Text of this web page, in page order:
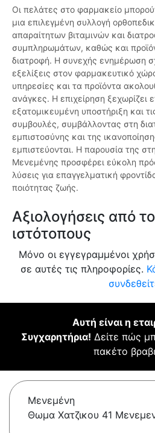
Οι πελάτες στο φαρμακείο
μια επιλεγμένη συλλογή
απαραίτητων βιταμινών και
συμπληρωμάτων, καθώς και
διατροφή. Η συνεχής ενημέρωση
εξελίξεις στον φαρμακευτικό χώρο
υπηρεσίες και τα προϊόντα
ανάγκες. Η επιχείρηση ξεχωρίζει
εξατομικευμένη υποστήριξη και
συμβουλές, συμβάλλοντας στη
εμπιστοσύνης και της
εμπιστεύονται. Η παρουσία της
Μενεμένης προσφέρει εύκολη
λύσεις για επαγγελματική
ποιότητας ζωής.
Αξιολογήσεις από
ιστότοπους
Μόνο οι εγγεγραμμένοι
σε αυτές τις πληροφορίες.
Αυτή είναι η
Συγχαρητήρια! Δείτε πώς
πακέτο
Μενεμένη
Θωμα Χατζικου 41